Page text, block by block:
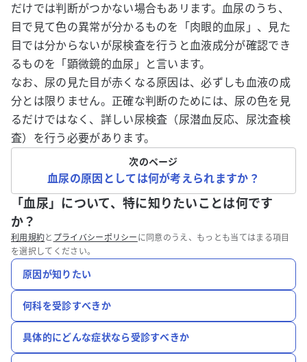
だけでは判断がつかない場合もあリます。血尿のうち、
目で見て色の異常が分かるものを「肉眼的血尿」、見た
目では分からないが尿検査を行うと血液成分が確認でき
るものを「顕微鏡的血尿」と言います。
なお、尿の見た目が赤くなる原因は、必ずしも血液の成
分とは限りません。正確な判断のためには、尿の色を見
るだけではなく、詳しい尿検査（尿潜血反応、尿沈査検
査）を行う必要があります。
次のページ
血尿の原因としては何が考えられますか？
「血尿」について、特に知りたいことは何です
か？
利用規約と プライバシーポリシー に同意のうえ、もっとも当てはまる項目
を選択してください。
原因が知りたい
何科を受診すべきか
具体的にどんな症状なら受診すべきか